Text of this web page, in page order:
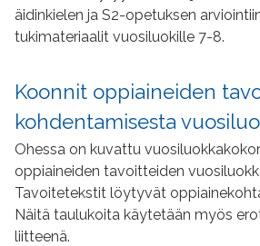
äidinkielen ja S2-opetuksen
tukimateriaalit vuosiluokille 7-8.
Koonnit oppiaineiden
kohdentamisesta
Ohessa on kuvattu
oppiaineiden tavoitteiden
Tavoitetekstit löytyvät
Näitä taulukoita käytetään myös
liitteenä.